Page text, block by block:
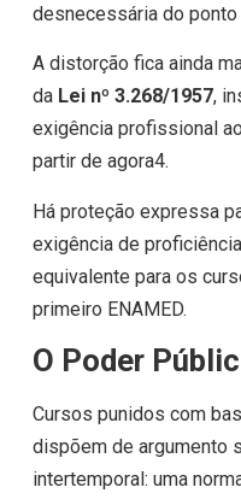
desnecessária do
A distorção fica ainda
da Lei nº 3.268/1957,
exigência profissional
partir de agora4.
Há proteção expressa
exigência de
equivalente para os
primeiro ENAMED.
O Poder
Cursos punidos com
dispõem de argumento
intertemporal: uma